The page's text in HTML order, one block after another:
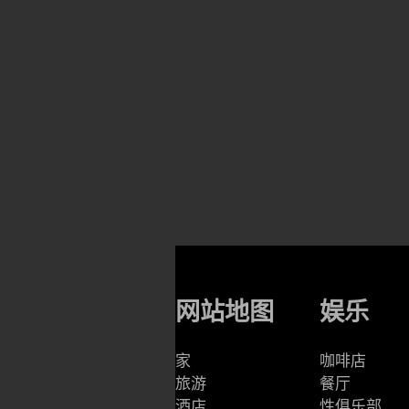
网站地图
家
旅游
娱乐
咖啡店
餐厅